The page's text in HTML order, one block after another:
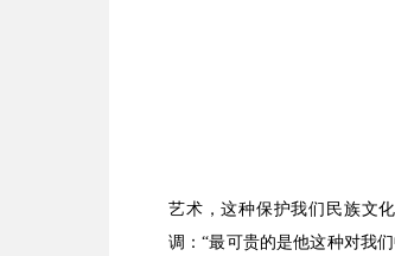
艺术，这种保护我们民族文
调：“最可贵的是他这种对我